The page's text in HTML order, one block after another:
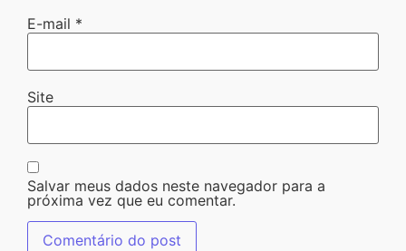
E-mail *
Site
Salvar meus dados neste navegador para a
próxima vez que eu comentar.